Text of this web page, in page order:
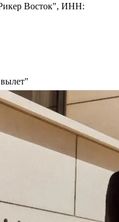
Восток", ИНН: